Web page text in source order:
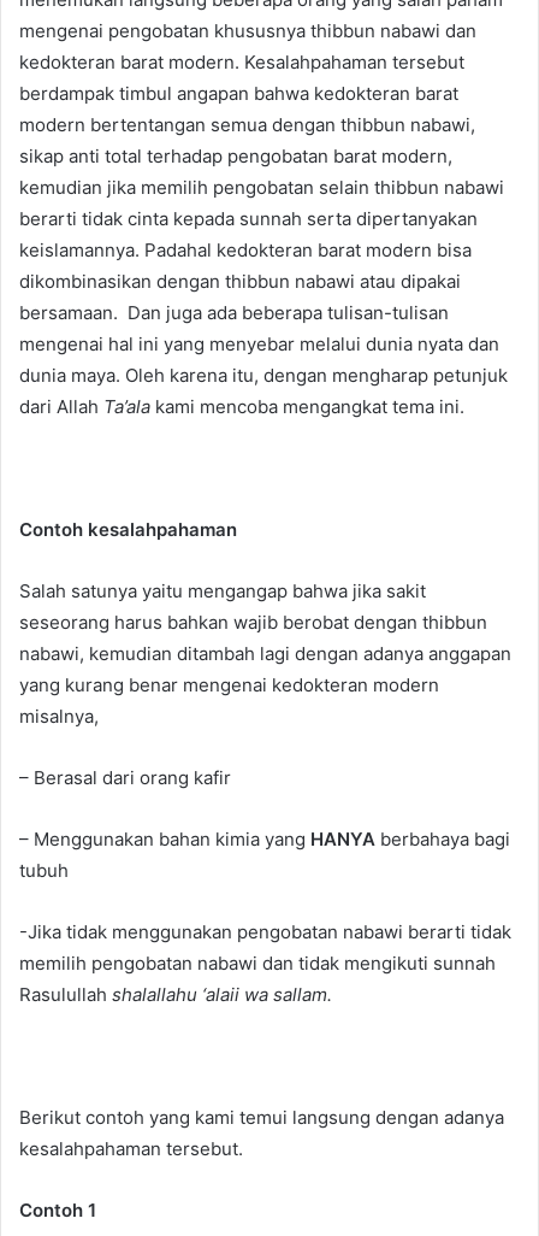
mengenai pengobatan khususnya thibbun nabawi dan
kedokteran barat modern. Kesalahpahaman tersebut
berdampak timbul angapan bahwa kedokteran barat
modern bertentangan semua dengan thibbun nabawi,
sikap anti total terhadap pengobatan barat modern,
kemudian jika memilih pengobatan selain thibbun nabawi
berarti tidak cinta kepada sunnah serta dipertanyakan
keislamannya. Padahal kedokteran barat modern bisa
dikombinasikan dengan thibbun nabawi atau dipakai
bersamaan. Dan juga ada beberapa tulisan-tulisan
mengenai hal ini yang menyebar melalui dunia nyata dan
dunia maya. Oleh karena itu, dengan mengharap petunjuk
dari Allah Ta’ala kami mencoba mengangkat tema ini.
Contoh kesalahpahaman
Salah satunya yaitu mengangap bahwa jika sakit
seseorang harus bahkan wajib berobat dengan thibbun
nabawi, kemudian ditambah lagi dengan adanya anggapan
yang kurang benar mengenai kedokteran modern
misalnya,
– Berasal dari orang kafir
– Menggunakan bahan kimia yang HANYA berbahaya bagi
tubuh
-Jika tidak menggunakan pengobatan nabawi berarti tidak
memilih pengobatan nabawi dan tidak mengikuti sunnah
Rasulullah shalallahu ‘alaii wa sallam.
Berikut contoh yang kami temui langsung dengan adanya
kesalahpahaman tersebut.
Contoh 1